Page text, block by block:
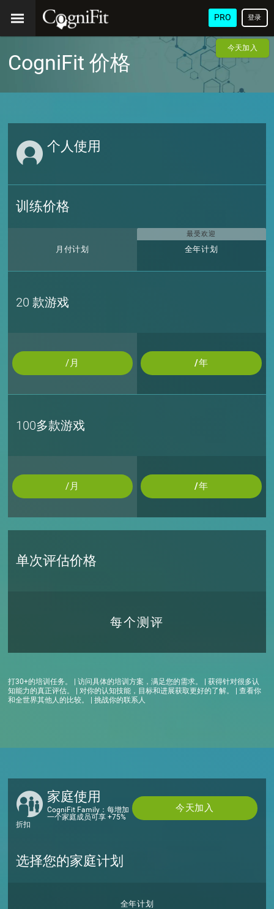
PRO 登录
今天加入
CogniFit 价格
个人使用
训练价格
月付计划
最受欢迎
全年计划
20 款游戏
/月 /年
100多款游戏
/月 /年
单次评估价格
每个测评
打30+的培训任务。 | 访问具体的培训方案，满足您的需求。 | 获得针对很多认
知能力的真正评估。 | 对你的认知技能，目标和进展获取更好的了解。 | 查看你
和全世界其他人的比较。 | 挑战你的联系人
家庭使用
今天加入
CogniFit Family：每增加
一个家庭成员可享 +75%
折扣
选择您的家庭计划
全年计划